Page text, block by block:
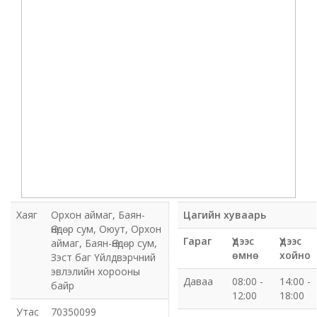
Бүсийн оношлогоо эмчилгээний төв
Хот тохижуулах газар
Орхон аймаг Шуудан үйлчилгээний газар
Биеийн тамир, спортын газар
Хаяг
Орхон аймаг, Баян-
Өндөр сум, Оюут, Орхон
аймаг, Баян-Өндөр сум,
Зэст баг Үйлдвэрчний
эвлэлийн хорооны
байр
Утас
70350099
Цагийн хуваарь
Гараг
Үдээс
өмнө
Үдээс
хойно
Даваа
08:00 -
12:00
14:00 -
18:00